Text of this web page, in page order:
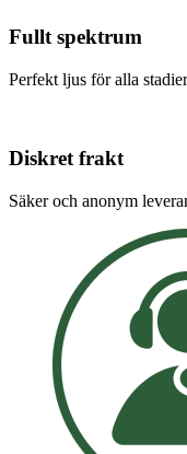
Fullt spektrum
Perfekt ljus för alla
Diskret frakt
Säker och anonym